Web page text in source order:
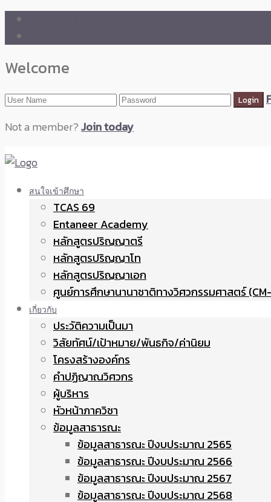
Welcome
Not a member?Join today
สนใจเข้าศึกษา
TCAS 69
Entaneer Academy
หลักสูตรปริญญาตรี
หลักสูตรปริญญาโท
หลักสูตรปริญญาเอก
ศูนย์การศึกษานานาชาติทางวิศวกรรมศาสตร์
เกี่ยวกับ
ประวัติความเป็นมา
วิสัยทัศน์/เป้าหมาย/พันธกิจ/ค่านิยม
โครงสร้างองค์กร
คำปฏิญาณวิศวกร
ผู้บริหาร
หัวหน้าภาควิชา
ข้อมูลสาธารณะ
ข้อมูลสาธารณะ ปีงบประมาณ 2565
ข้อมูลสาธารณะ ปีงบประมาณ 2566
ข้อมูลสาธารณะ ปีงบประมาณ 2567
ข้อมูลสาธารณะ ปีงบประมาณ 2568